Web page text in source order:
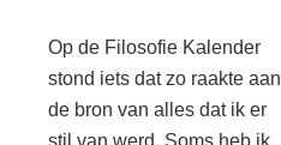
Op de Filosofie Kalender
stond iets dat zo raakte aan
de bron van alles dat ik er
stil van werd. Soms heb ik